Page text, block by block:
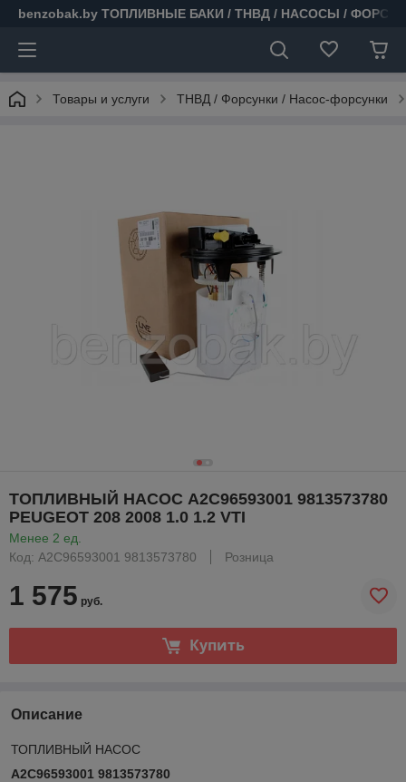
benzobak.by ТОПЛИВНЫЕ БАКИ / ТНВД / НАСОСЫ /
Товары и услуги ТНВД / Форсунки / Насос-форсунки
ТОПЛИВНЫЙ НАСОС A2C96593001 9813573780
PEUGEOT 208 2008 1.0 1.2 VTI
Менее 2 ед.
Код: A2C96593001 9813573780
Розница
1 575 руб.
Купить
Описание
ТОПЛИВНЫЙ НАСОС
A2C96593001 9813573780